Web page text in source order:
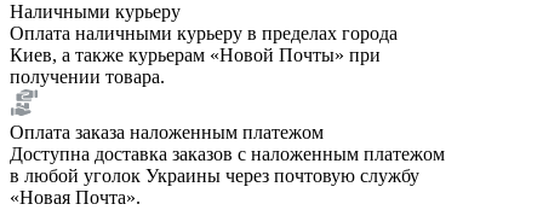
Наличными курьеру
Оплата наличными курьеру в пределах города
Киев, а также курьерам «Новой Почты» при
получении товара.
Оплата заказа наложенным платежом
Доступна доставка заказов с наложенным платежом
в любой уголок Украины через почтовую службу
«Новая Почта».